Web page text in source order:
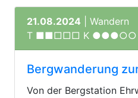
21.08.2024 | Wandern
T ■■□□□ K ●●●○○
Bergwanderung
Von der Bergstation